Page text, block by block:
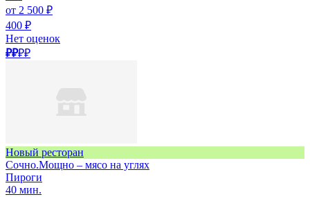
от 2 500 ₽
400 ₽
Нет оценок
₽₽₽₽
Новый ресторан
Сочно.Мощно – мясо на углях
Пироги
40 мин.